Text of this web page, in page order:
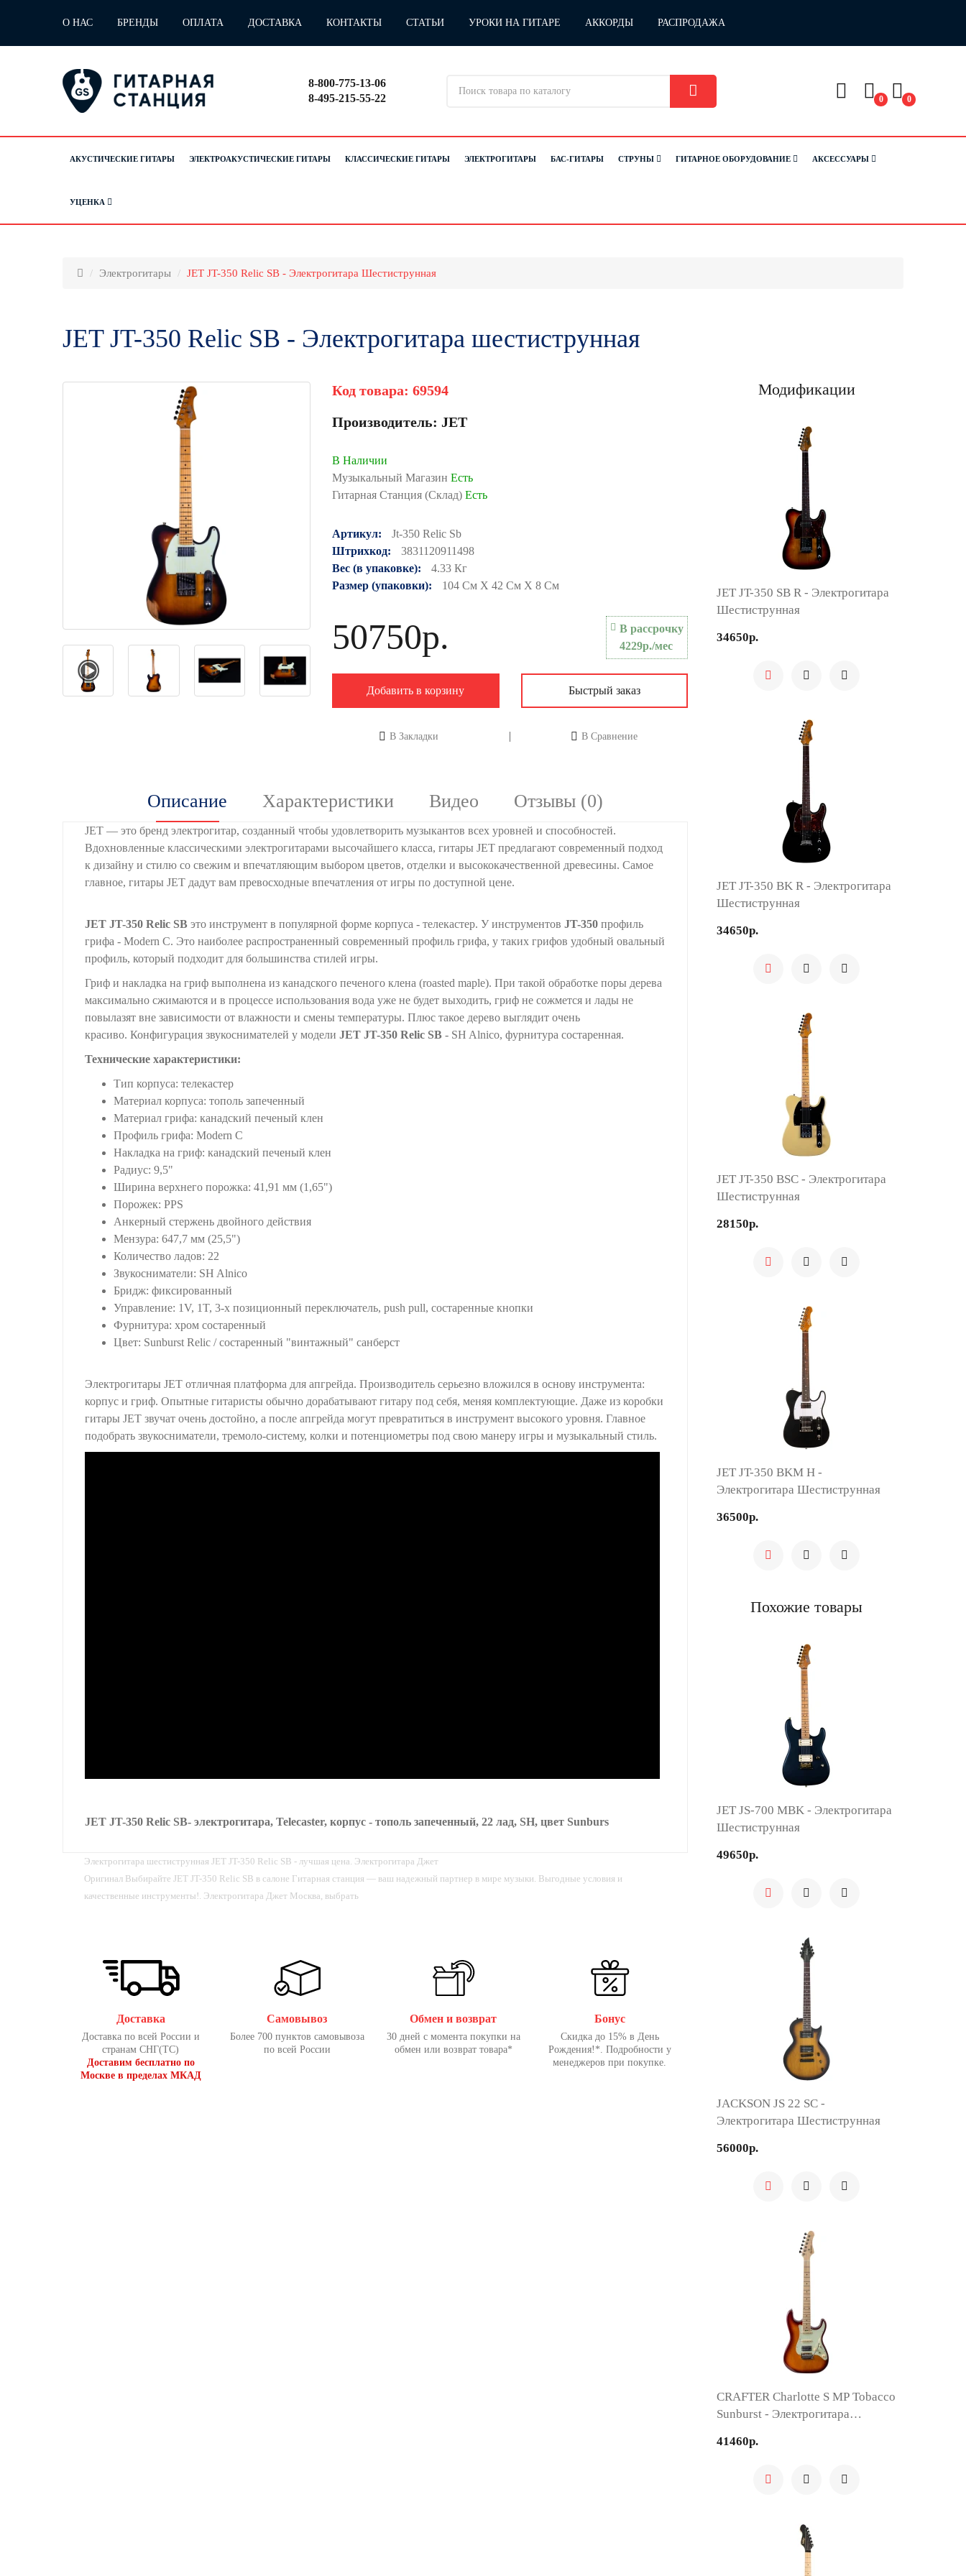
О НАС БРЕНДЫ ОПЛАТА ДОСТАВКА КОНТАКТЫ СТАТЬИ УРОКИ НА ГИТАРЕ АККОРДЫ РАСПРОДАЖА
8-800-775-13-06
8-495-215-55-22
0 0
АКУСТИЧЕСКИЕ ГИТАРЫ ЭЛЕКТРОАКУСТИЧЕСКИЕ ГИТАРЫ КЛАССИЧЕСКИЕ ГИТАРЫ ЭЛЕКТРОГИТАРЫ БАС-ГИТАРЫ СТРУНЫ ГИТАРНОЕ ОБОРУДОВАНИЕ АКСЕССУАРЫ
УЦЕНКА
Электрогитары JET JT-350 Relic SB - Электрогитара Шестиструнная
JET JT-350 Relic SB - Электрогитара шестиструнная
Код товара: 69594
Производитель: JET
В Наличии
Музыкальный Магазин Есть
Гитарная Станция (Склад) Есть
Артикул:
Jt-350 Relic Sb
Штрихкод:
3831120911498
Вес (в упаковке):
4.33 Кг
Размер (упаковки):
104 См X 42 См X 8 См
50750р.
В рассрочку
4229р./мес
Добавить в корзину Быстрый заказ
В Закладки В Сравнение
Описание Характеристики Видео Отзывы (0)
JET — это бренд электрогитар, созданный чтобы удовлетворить музыкантов всех уровней и способностей.
Вдохновленные классическими электрогитарами высочайшего класса, гитары JET предлагают современный подход
к дизайну и стилю со свежим и впечатляющим выбором цветов, отделки и высококачественной древесины. Самое
главное, гитары JET дадут вам превосходные впечатления от игры по доступной цене.
JET JT-350 Relic SB это инструмент в популярной форме корпуса - телекастер. У инструментов JT-350 профиль
грифа - Modern C. Это наиболее распространенный современный профиль грифа, у таких грифов удобный овальный
профиль, который подходит для большинства стилей игры.
Гриф и накладка на гриф выполнена из канадского печеного клена (roasted maple). При такой обработке поры дерева
максимально сжимаются и в процессе использования вода уже не будет выходить, гриф не сожмется и лады не
повылазят вне зависимости от влажности и смены температуры. Плюс такое дерево выглядит очень
красиво. Конфигурация звукоснимателей у модели JET JT-350 Relic SB - SH Alnico, фурнитура состаренная.
Технические характеристики:
Тип корпуса: телекастер
Материал корпуса: тополь запеченный
Материал грифа: канадский печеный клен
Профиль грифа: Modern C
Накладка на гриф: канадский печеный клен
Радиус: 9,5"
Ширина верхнего порожка: 41,91 мм (1,65")
Порожек: PPS
Анкерный стержень двойного действия
Мензура: 647,7 мм (25,5")
Количество ладов: 22
Звукосниматели: SH Alnico
Бридж: фиксированный
Управление: 1V, 1T, 3-х позиционный переключатель, push pull, состаренные кнопки
Фурнитура: хром состаренный
Цвет: Sunburst Relic / состаренный "винтажный" санберст
Электрогитары JET отличная платформа для апгрейда. Производитель серьезно вложился в основу инструмента:
корпус и гриф. Опытные гитаристы обычно дорабатывают гитару под себя, меняя комплектующие. Даже из коробки
гитары JET звучат очень достойно, а после апгрейда могут превратиться в инструмент высокого уровня. Главное
подобрать звукосниматели, тремоло-систему, колки и потенциометры под свою манеру игры и музыкальный стиль.
JET JT-350 Relic SB- электрогитара, Telecaster, корпус - тополь запеченный, 22 лад, SH, цвет Sunburs
Электрогитара шестиструнная JET JT-350 Relic SB - лучшая цена. Электрогитара Джет
Оригинал Выбирайте JET JT-350 Relic SB в cалоне Гитарная станция — ваш надежный партнер в мире музыки. Выгодные условия и
качественные инструменты!. Электрогитара Джет Москва, выбрать
Доставка
Доставка по всей России и
странам СНГ(ТС)
Доставим бесплатно по
Москве в пределах МКАД
Самовывоз
Более 700 пунктов самовывоза
по всей России
Обмен и возврат
30 дней с момента покупки на
обмен или возврат товара*
Бонус
Скидка до 15% в День
Рождения!*. Подробности у
менеджеров при покупке.
Модификации
JET JT-350 SB R - Электрогитара
Шестиструнная
34650р.
JET JT-350 BK R - Электрогитара
Шестиструнная
34650р.
JET JT-350 BSC - Электрогитара
Шестиструнная
28150р.
JET JT-350 BKM H -
Электрогитара Шестиструнная
36500р.
Похожие товары
JET JS-700 MBK - Электрогитара
Шестиструнная
49650р.
JACKSON JS 22 SC -
Электрогитара Шестиструнная
56000р.
CRAFTER Charlotte S MP Tobacco
Sunburst - Электрогитара
41460р.